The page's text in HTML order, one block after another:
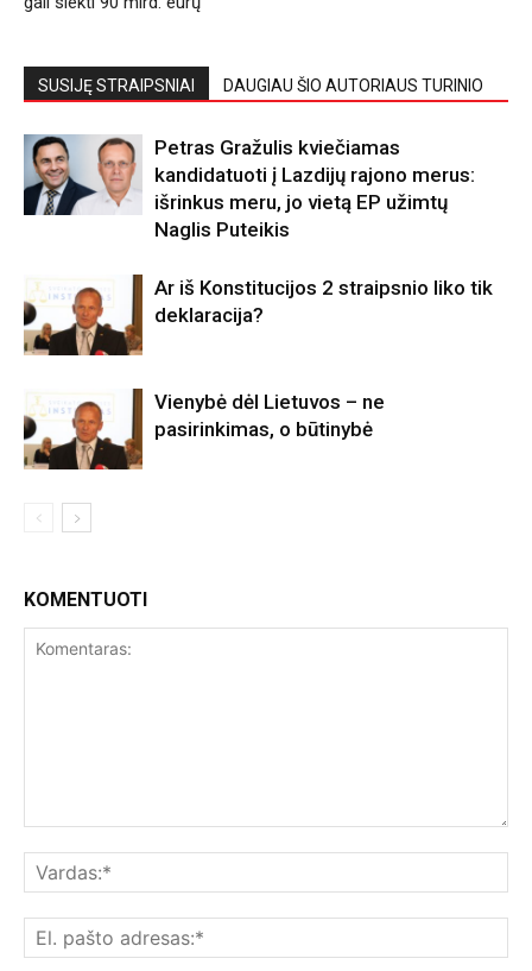
SUSIJĘ STRAIPSNIAI DAUGIAU ŠIO AUTORIAUS TURINIO
Petras Gražulis kviečiamas
kandidatuoti į Lazdijų rajono merus:
išrinkus meru, jo vietą EP užimtų
Naglis Puteikis
Ar iš Konstitucijos 2 straipsnio liko tik
deklaracija?
Vienybė dėl Lietuvos – ne
pasirinkimas, o būtinybė
KOMENTUOTI